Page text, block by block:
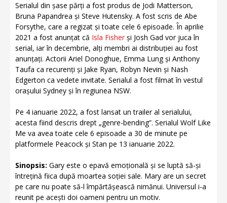
Serialul din șase părți a fost produs de Jodi Matterson,
Bruna Papandrea și Steve Hutensky. A fost scris de Abe
Forsythe, care a regizat și toate cele 6 episoade. În aprilie
2021 a fost anunțat că Isla Fisher și Josh Gad vor juca în
serial, iar în decembrie, alți membri ai distribuției au fost
anunțați. Actorii Ariel Donoghue, Emma Lung și Anthony
Taufa ca recurenți și Jake Ryan, Robyn Nevin și Nash
Edgerton ca vedete invitate. Serialul a fost filmat în vestul
orașului Sydney și în regiunea NSW.
Pe 4 ianuarie 2022, a fost lansat un trailer al serialului,
acesta fiind descris drept „genre-bending”. Serialul Wolf Like
Me va avea toate cele 6 episoade a 30 de minute pe
platformele Peacock și Stan pe 13 ianuarie 2022.
Sinopsis: Gary este o epavă emoțională și se luptă să-și
întrețină fiica după moartea soției sale. Mary are un secret
pe care nu poate să-l împărtășească nimănui. Universul i-a
reunit pe acești doi oameni pentru un motiv.